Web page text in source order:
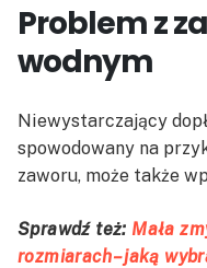
Problem z
wodnym
Niewystarczający
spowodowany na
zaworu, może także
Sprawdź też: Mała
rozmiarach – jaką